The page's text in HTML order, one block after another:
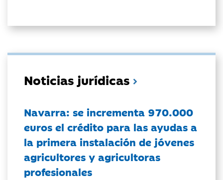
Noticias jurídicas
Navarra: se incrementa 970.000
euros el crédito para las ayudas a
la primera instalación de jóvenes
agricultores y agricultoras
profesionales